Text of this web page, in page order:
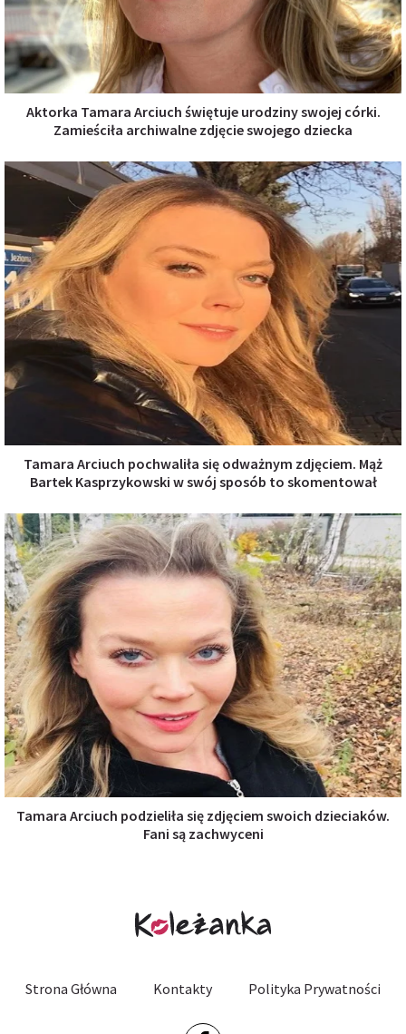
Aktorka Tamara Arciuch świętuje urodziny swojej córki.
Zamieściła archiwalne zdjęcie swojego dziecka
Tamara Arciuch pochwaliła się odważnym zdjęciem. Mąż
Bartek Kasprzykowski w swój sposób to skomentował
Tamara Arciuch podzieliła się zdjęciem swoich dzieciaków.
Fani są zachwyceni
Strona Główna Kontakty Polityka Prywatności